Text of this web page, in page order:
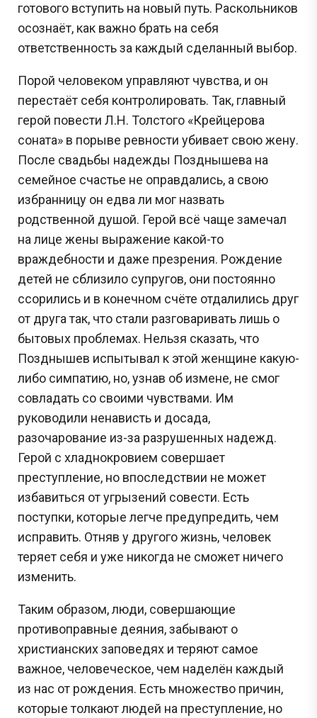
готового вступить на новый путь. Раскольников
осознаёт, как важно брать на себя
ответственность за каждый сделанный выбор.
Порой человеком управляют чувства, и он
перестаёт себя контролировать. Так, главный
герой повести Л.Н. Толстого «Крейцерова
соната» в порыве ревности убивает свою жену.
После свадьбы надежды Позднышева на
семейное счастье не оправдались, а свою
избранницу он едва ли мог назвать
родственной душой. Герой всё чаще замечал
на лице жены выражение какой-то
враждебности и даже презрения. Рождение
детей не сблизило супругов, они постоянно
ссорились и в конечном счёте отдалились друг
от друга так, что стали разговаривать лишь о
бытовых проблемах. Нельзя сказать, что
Позднышев испытывал к этой женщине какую-
либо симпатию, но, узнав об измене, не смог
совладать со своими чувствами. Им
руководили ненависть и досада,
разочарование из-за разрушенных надежд.
Герой с хладнокровием совершает
преступление, но впоследствии не может
избавиться от угрызений совести. Есть
поступки, которые легче предупредить, чем
исправить. Отняв у другого жизнь, человек
теряет себя и уже никогда не сможет ничего
изменить.
Таким образом, люди, совершающие
противоправные деяния, забывают о
христианских заповедях и теряют самое
важное, человеческое, чем наделён каждый
из нас от рождения. Есть множество причин,
которые толкают людей на преступление, но